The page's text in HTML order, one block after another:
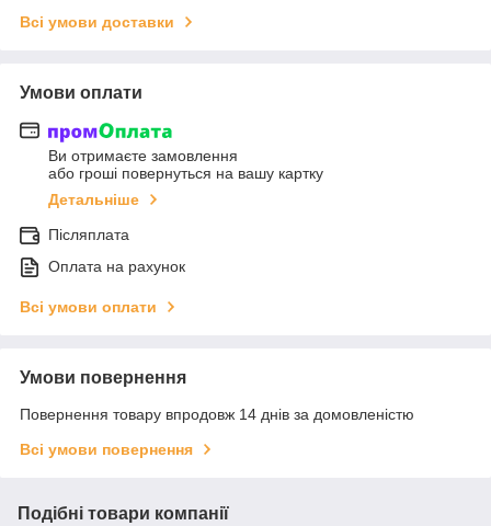
Всі умови доставки
Умови оплати
Ви отримаєте замовлення
або гроші повернуться на вашу картку
Детальніше
Післяплата
Оплата на рахунок
Всі умови оплати
Умови повернення
Повернення товару впродовж 14 днів за домовленістю
Всі умови повернення
Подібні товари компанії